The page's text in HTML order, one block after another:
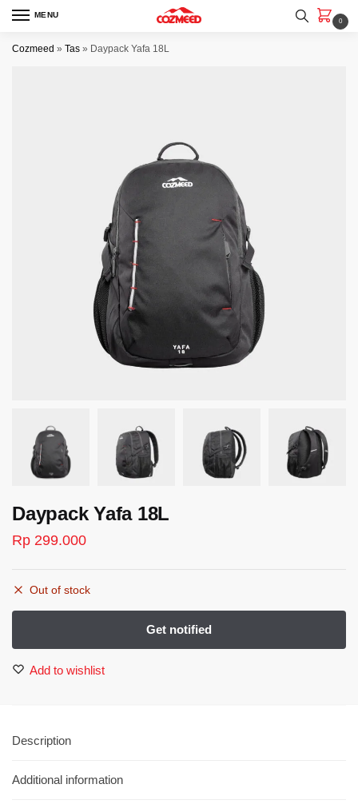
Skip
navigation
Skip
content
MENU
0
Cozmeed » Tas » Daypack Yafa 18L
Daypack Yafa 18L
Rp 299.000
Out of stock
Add to wishlist
Description
Additional information